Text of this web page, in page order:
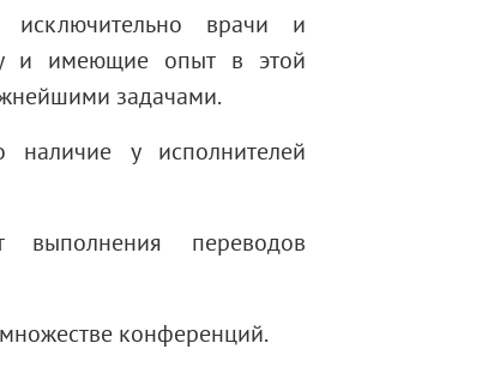
врачи и
и имеющие опыт в этой
задачами.
у исполнителей
переводов
конференций.